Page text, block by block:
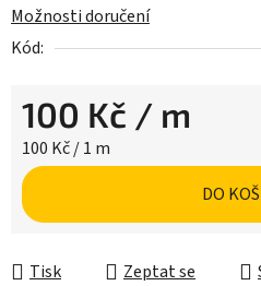
Možnosti doručení
Kód:
100 Kč / m
Měrná cena:
100 Kč / 1 m
DO
Tisk Zeptat se